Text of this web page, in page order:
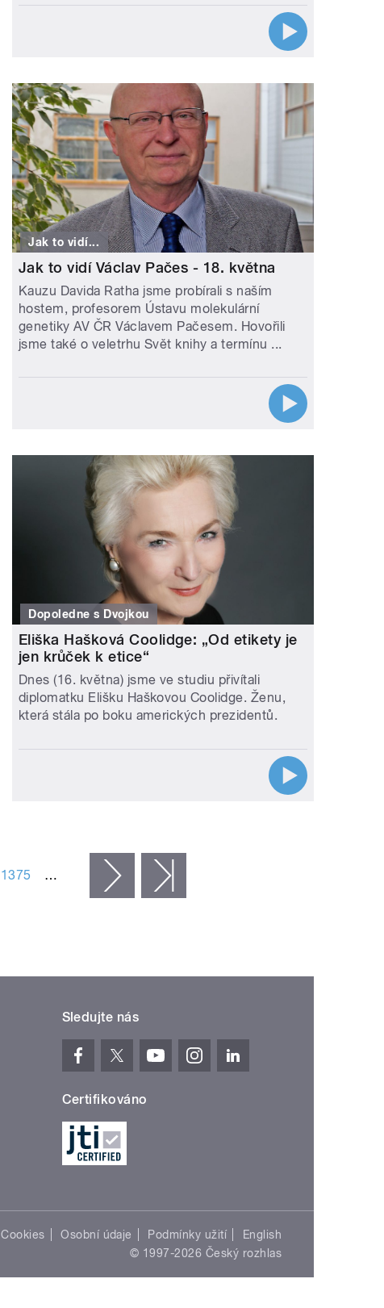
Jak to vidí...
Jak to vidí Václav Pačes - 18. května
Kauzu Davida Ratha jsme probírali s naším
hostem, profesorem Ústavu molekulární
genetiky AV ČR Václavem Pačesem. Hovořili
jsme také o veletrhu Svět knihy a termínu ...
Dopoledne s Dvojkou
Eliška Hašková Coolidge: „Od etikety je
jen krůček k etice“
Dnes (16. května) jsme ve studiu přivítali
diplomatku Elišku Haškovou Coolidge. Ženu,
která stála po boku amerických prezidentů.
1375 … následující ›
Sledujte nás
Certifikováno
Cookies Osobní údaje Podmínky užití
English
© 1997-2026 Český rozhlas